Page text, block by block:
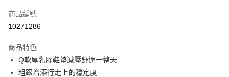
街口支付
宅配
每筆NT$90，滿NT$1,000(含以上)免運費
商品編號
10271286
商品特色
Q軟厚乳膠鞋墊減壓舒適一整天
粗跟增添行走上的穩定度